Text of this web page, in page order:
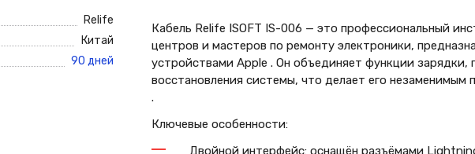
Relife
Китай
90 дней
Кабель Relife ISOFT IS-006 — это профессиональный
центров и мастеров по ремонту электроники,
устройствами Apple . Он объединяет функции зарядки,
восстановления системы, что делает его незаменимым
.
Ключевые особенности:
Двойной интерфейс: оснащён разъёмами